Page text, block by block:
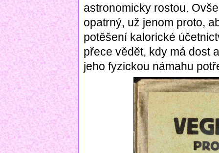
astronomicky rostou.
opatrný, už jenom proto,
potěšení kalorické
přece vědět, kdy má dost
jeho fyzickou námahu